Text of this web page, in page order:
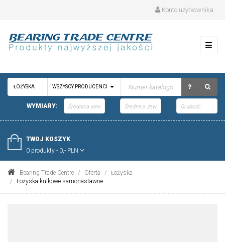
Konto użytkownika
ŁOŻYSKA WSZYSCY PRODUCENCI
WYMIARY:
TWOJ KOSZYK
0 produkty - 0,- PLN
Bearing Trade Centre Oferta
Łożyska
Łożyska kulkowe samonastawne